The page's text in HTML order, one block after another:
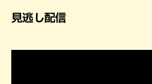
見逃し配信